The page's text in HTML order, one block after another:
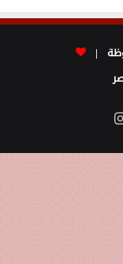
انستقرام